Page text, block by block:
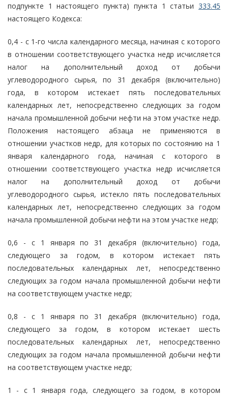
подпункте 1 настоящего пункта) пункта 1 статьи 333.45
настоящего Кодекса:
0,4 - с 1-го числа календарного месяца, начиная с которого
в отношении соответствующего участка недр исчисляется
налог на дополнительный доход от добычи
углеводородного сырья, по 31 декабря (включительно)
года, в котором истекает пять последовательных
календарных лет, непосредственно следующих за годом
начала промышленной добычи нефти на этом участке недр.
Положения настоящего абзаца не применяются в
отношении участков недр, для которых по состоянию на 1
января календарного года, начиная с которого в
отношении соответствующего участка недр исчисляется
налог на дополнительный доход от добычи
углеводородного сырья, истекло пять последовательных
календарных лет, непосредственно следующих за годом
начала промышленной добычи нефти на этом участке недр;
0,6 - с 1 января по 31 декабря (включительно) года,
следующего за годом, в котором истекает пять
последовательных календарных лет, непосредственно
следующих за годом начала промышленной добычи нефти
на соответствующем участке недр;
0,8 - с 1 января по 31 декабря (включительно) года,
следующего за годом, в котором истекает шесть
последовательных календарных лет, непосредственно
следующих за годом начала промышленной добычи нефти
на соответствующем участке недр;
1 - с 1 января года, следующего за годом, в котором